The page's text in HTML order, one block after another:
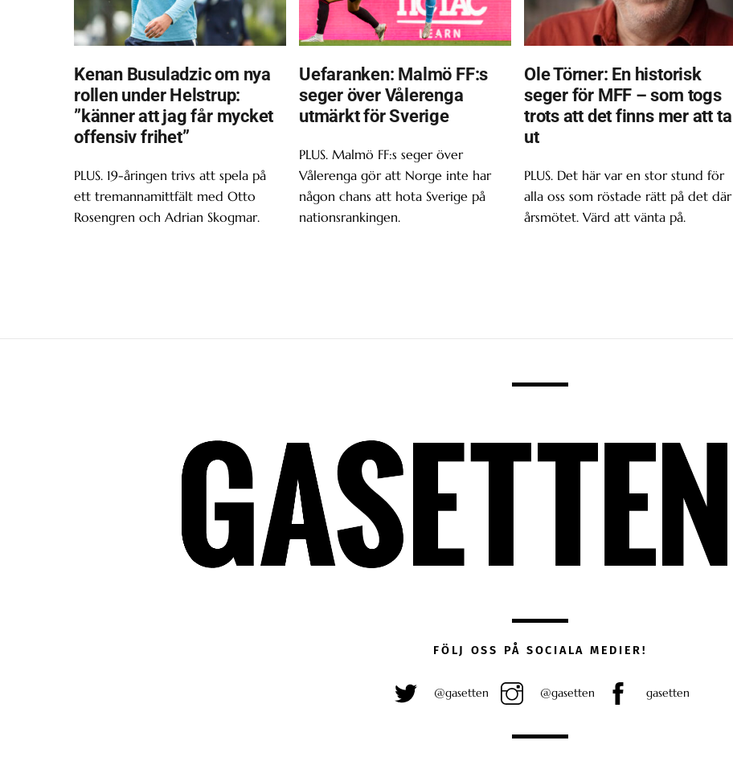
Kenan Busuladzic om nya
rollen under Helstrup:
”känner att jag får mycket
offensiv frihet”
PLUS. 19-åringen trivs att spela på
ett tremannamittfält med Otto
Rosengren och Adrian Skogmar.
Uefaranken: Malmö FF:s
seger över Vålerenga
utmärkt för Sverige
PLUS. Malmö FF:s seger över
Vålerenga gör att Norge inte har
någon chans att hota Sverige på
nationsrankingen.
Ole Törner: En historisk
seger för MFF – som togs
trots att det finns mer att ta
ut
PLUS. Det här var en stor stund för
alla oss som röstade rätt på det där
årsmötet. Värd att vänta på.
FÖLJ OSS PÅ SOCIALA MEDIER!
@gasetten @gasetten gasetten